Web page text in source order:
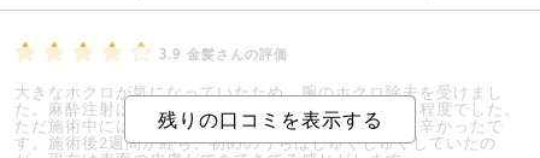
3.9 金髪さんの評価
大きなホクロが気になっていたため、腕のホクロ除去を受けまし
た。麻酔注射は少し痛みがありましたが、我慢できる程度でした。
ただ施術中にはレーザーの照射による痛みがあり少し辛かったで
す。施術後2週間が経ち、初めのうちはじゅくじゅくしていたの